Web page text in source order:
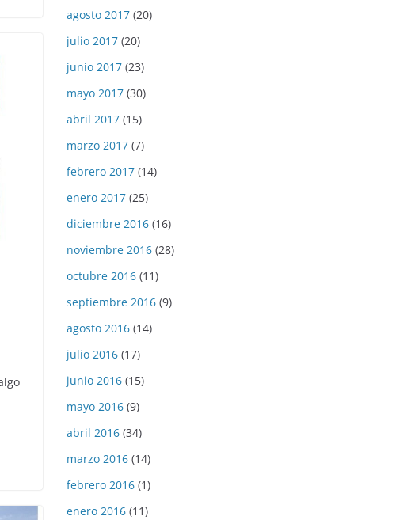
agosto 2017 (20)
julio 2017 (20)
junio 2017 (23)
mayo 2017 (30)
abril 2017 (15)
marzo 2017 (7)
febrero 2017 (14)
enero 2017 (25)
diciembre 2016 (16)
noviembre 2016 (28)
octubre 2016 (11)
septiembre 2016 (9)
agosto 2016 (14)
julio 2016 (17)
junio 2016 (15)
mayo 2016 (9)
abril 2016 (34)
marzo 2016 (14)
febrero 2016 (1)
enero 2016 (11)